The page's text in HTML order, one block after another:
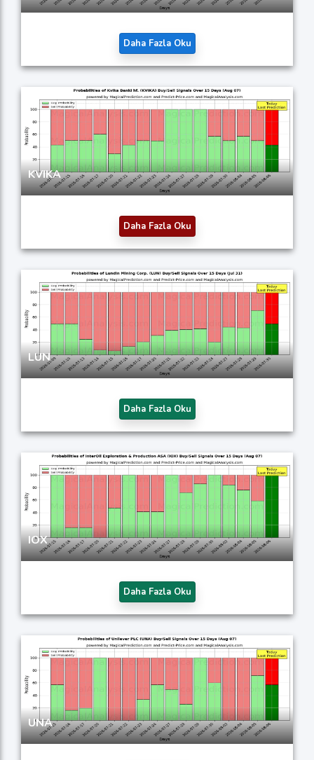
Daha Fazla Oku
KVIKA
Daha Fazla Oku
LUN
Daha Fazla Oku
IOX
Daha Fazla Oku
UNA